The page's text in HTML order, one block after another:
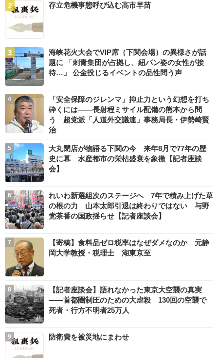
存立危機事態呼び込む高市早苗
海峡花火大会でVIP席（下関会場）の異様さが話
題に 「刺青集団が占拠し、紐パン姿の女性が接
待…」 公金投じるイベントの品性問う声
「安全保障のジレンマ」抑止力という幻想を打ち
砕くには――長射程ミサイル配備の熊本から問
う 超党派「人道外交議連」事務局長・伊勢崎賢
治
大丸閉店が物語る下関の今 来年8月で77年の歴
史に幕 水産都市の栄枯盛衰を象徴【記者座談
会】
れいわ新選組次のステージへ 7年で積み上げた草
の根の力 山本太郎引退は終わりではない 与野
党茶番の国政揺らせ【記者座談会】
【寄稿】食料品ゼロ税率はなぜダメなのか 元静
岡大学教授・税理士 湖東京至
【記者座談会】語れなかった東京大空襲の真実
――首都圏制圧のための大虐殺 130回の空襲で
死者・行方不明者25万人
防衛費を被災地にまわせ